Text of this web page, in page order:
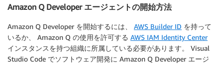
Amazon Q Developer エージェントの開始方法
Amazon Q Developer を開始するには、 AWS Builder ID を持って
いるか、 Amazon Q の使用を許可する AWS IAM Identity Center
インスタンスを持つ組織に所属している必要があります。 Visual
Studio Code でソフトウェア開発に Amazon Q Developer エージ